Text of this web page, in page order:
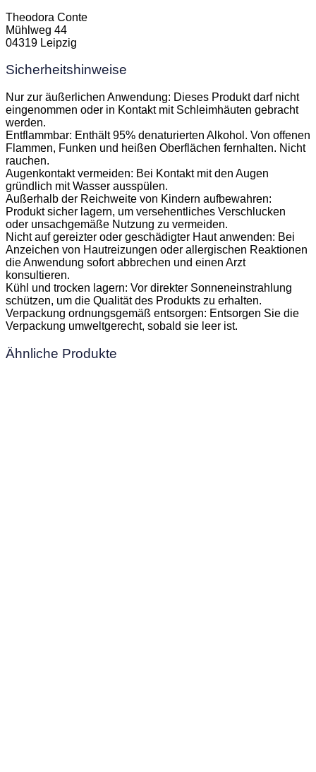
Theodora Conte
Mühlweg 44
04319 Leipzig
Sicherheitshinweise
Nur zur äußerlichen Anwendung: Dieses Produkt darf nicht
eingenommen oder in Kontakt mit Schleimhäuten gebracht
werden.
Entflammbar: Enthält 95% denaturierten Alkohol. Von offenen
Flammen, Funken und heißen Oberflächen fernhalten. Nicht
rauchen.
Augenkontakt vermeiden: Bei Kontakt mit den Augen
gründlich mit Wasser ausspülen.
Außerhalb der Reichweite von Kindern aufbewahren:
Produkt sicher lagern, um versehentliches Verschlucken
oder unsachgemäße Nutzung zu vermeiden.
Nicht auf gereizter oder geschädigter Haut anwenden: Bei
Anzeichen von Hautreizungen oder allergischen Reaktionen
die Anwendung sofort abbrechen und einen Arzt
konsultieren.
Kühl und trocken lagern: Vor direkter Sonneneinstrahlung
schützen, um die Qualität des Produkts zu erhalten.
Verpackung ordnungsgemäß entsorgen: Entsorgen Sie die
Verpackung umweltgerecht, sobald sie leer ist.
Ähnliche Produkte